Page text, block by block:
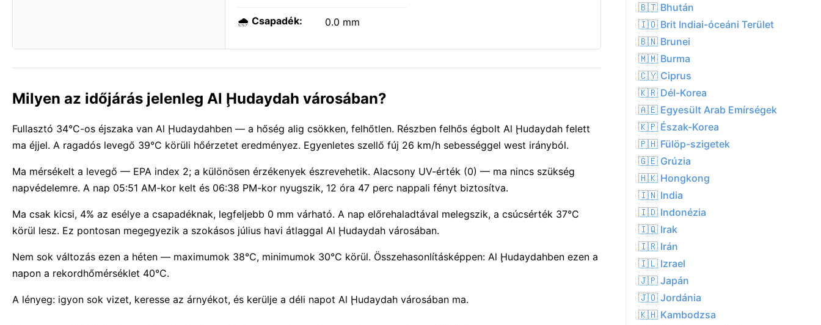
🌧️ Csapadék: 0.0 mm
Milyen az időjárás jelenleg Al Ḩudaydah városában?
Fullasztó 34°C-os éjszaka van Al Ḩudaydahben — a hőség alig csökken, felhőtlen. Részben felhős égbolt Al Ḩudaydah felett
ma éjjel. A ragadós levegő 39°C körüli hőérzetet eredményez. Egyenletes szellő fúj 26 km/h sebességgel west irányból.
Ma mérsékelt a levegő — EPA index 2; a különösen érzékenyek észrevehetik. Alacsony UV-érték (0) — ma nincs szükség
napvédelemre. A nap 05:51 AM-kor kelt és 06:38 PM-kor nyugszik, 12 óra 47 perc nappali fényt biztosítva.
Ma csak kicsi, 4% az esélye a csapadéknak, legfeljebb 0 mm várható. A nap előrehaladtával melegszik, a csúcsérték 37°C
körül lesz. Ez pontosan megegyezik a szokásos július havi átlaggal Al Ḩudaydah városában.
Nem sok változás ezen a héten — maximumok 38°C, minimumok 30°C körül. Összehasonlításképpen: Al Ḩudaydahben ezen a
napon a rekordhőmérséklet 40°C.
A lényeg: igyon sok vizet, keresse az árnyékot, és kerülje a déli napot Al Ḩudaydah városában ma.
🇧🇹 Bhután
🇮🇴 Brit Indiai-óceáni Terület
🇧🇳 Brunei
🇲🇲 Burma
🇨🇾 Ciprus
🇰🇷 Dél-Korea
🇦🇪 Egyesült Arab Emírségek
🇰🇵 Észak-Korea
🇵🇭 Fülöp-szigetek
🇬🇪 Grúzia
🇭🇰 Hongkong
🇮🇳 India
🇮🇩 Indonézia
🇮🇶 Irak
🇮🇷 Irán
🇮🇱 Izrael
🇯🇵 Japán
🇯🇴 Jordánia
🇰🇭 Kambodzsa